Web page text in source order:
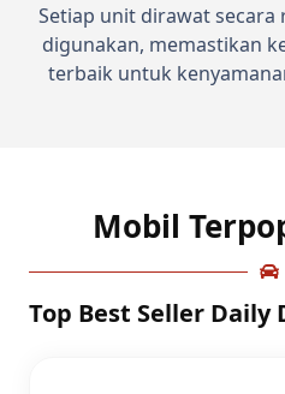
Setiap unit dirawat
digunakan, memastikan
terbaik untuk
Mobil
Top Best Seller Daily